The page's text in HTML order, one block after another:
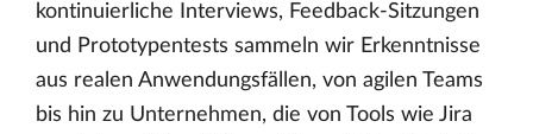
kontinuierliche Interviews, Feedback-Sitzungen
und Prototypentests sammeln wir Erkenntnisse
aus realen Anwendungsfällen, von agilen Teams
bis hin zu Unternehmen, die von Tools wie Jira